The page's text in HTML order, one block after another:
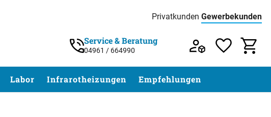
Privatkunden Preisliste:
Gewerbekunden
Service & Beratung unter 04961 / 77
Service & Beratung
04961 / 664990
Labor Infrarotheizungen Empfehlungen